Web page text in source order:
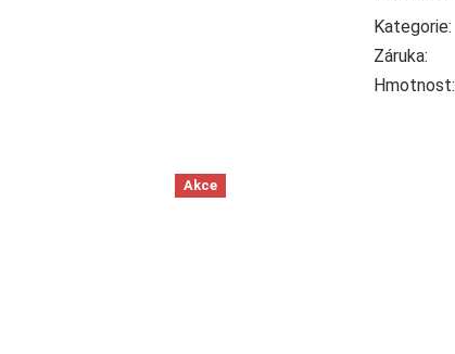
Kategorie:
Záruka:
Hmotnost:
Akce